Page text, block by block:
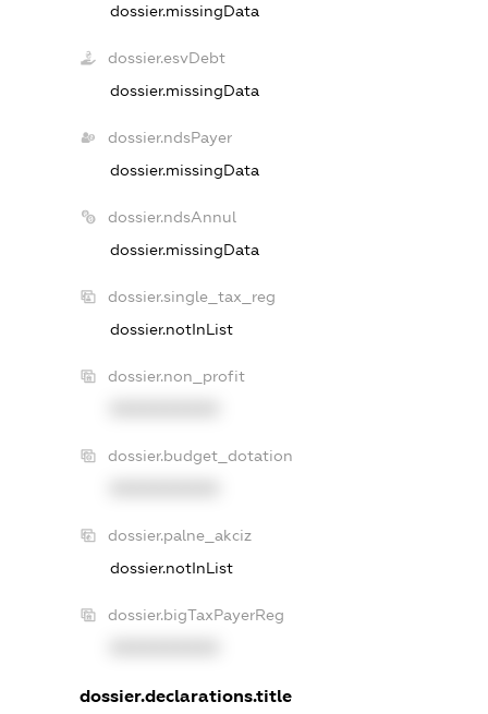
dossier.missingData
dossier.esvDebt
dossier.missingData
dossier.ndsPayer
dossier.missingData
dossier.ndsAnnul
dossier.missingData
dossier.single_tax_reg
dossier.notInList
dossier.non_profit
dossier.budget_dotation
dossier.palne_akciz
dossier.notInList
dossier.bigTaxPayerReg
dossier.declarations.title